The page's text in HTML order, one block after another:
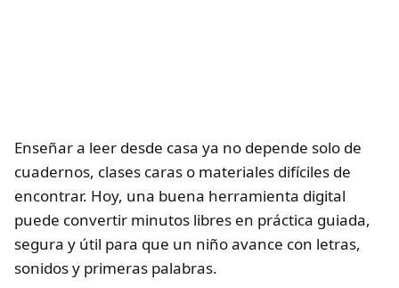
Enseñar a leer desde casa ya no depende solo de
cuadernos, clases caras o materiales difíciles de
encontrar. Hoy, una buena herramienta digital
puede convertir minutos libres en práctica guiada,
segura y útil para que un niño avance con letras,
sonidos y primeras palabras.